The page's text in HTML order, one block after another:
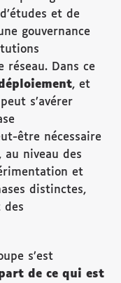
et de
gouvernance
réseau. Dans ce
éploiement, et
s’avérer
être nécessaire
au niveau des
et
distinctes,
des
s’est
de ce qui est